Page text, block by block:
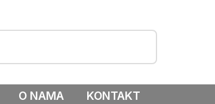
O NAMA KONTAKT